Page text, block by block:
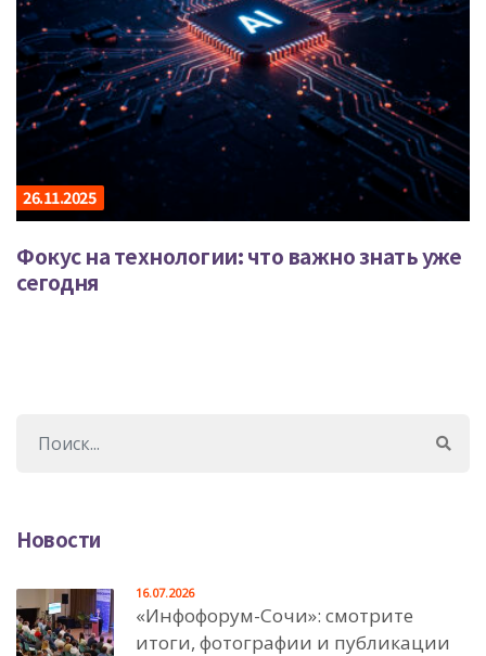
26.11.2025
Фокус на технологии: что важно знать уже
сегодня
Новости
«Инфофорум-Сочи»: смотрите
итоги, фотографии и публикации
16.07.2026